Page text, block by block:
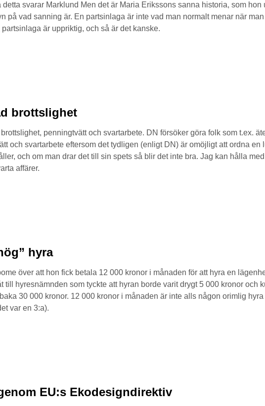
detta svarar Marklund Men det är Maria Erikssons sanna historia, som hon
på vad sanning är. En partsinlaga är inte vad man normalt menar när man
är uppriktig, och så är det kanske.
brottslighet
penningtvätt och svartarbete. DN försöker göra folk som t.ex.
och svartarbete eftersom det tydligen (enligt DN) är omöjligt att ordna en
och om man drar det till sin spets så blir det inte bra. Jag kan hålla
affärer.
hyra
över att hon fick betala 12 000 kronor i månaden för att hyra en
till hyresnämnden som tyckte att hyran borde varit drygt 5 000 kronor och
30 000 kronor. 12 000 kronor i månaden är inte alls någon orimlig
var en 3:a).
EU:s Ekodesigndirektiv